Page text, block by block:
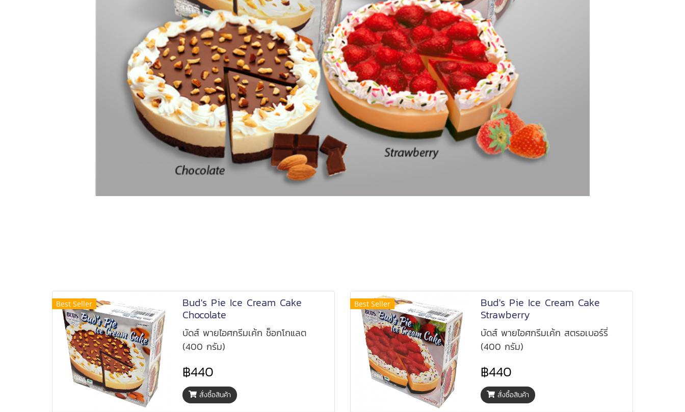
Best Seller
Bud's Pie Ice Cream Cake
Chocolate
บัดส์ พายไอศกรีมเค้ก ช็อกโกแลต
(400 กรัม)
฿440
สั่งซื้อสินค้า
Best Seller
Bud's Pie Ice Cream Cake
Strawberry
บัดส์ พายไอศกรีมเค้ก สตรอเบอร์รี่
(400 กรัม)
฿440
สั่งซื้อสินค้า